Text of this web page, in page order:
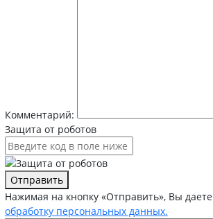
Комментарий:
Защита от роботов
Отправить
Нажимая на кнопку «Отправить», Вы даете
обработку персональных данных.